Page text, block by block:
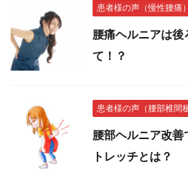
患者様の声（慢性腰痛）
腰痛ヘルニアは
て！？
患者様の声（腰部椎間
腰部ヘルニア改
トレッチとは？